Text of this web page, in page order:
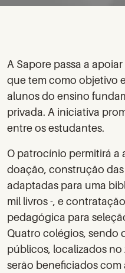
A Sapore passa a
que tem como objetivo
alunos do ensino
privada. A iniciativa
entre os estudantes.
O patrocínio permitirá a
doação, construção
adaptadas para uma
mil livros -, e
pedagógica para
Quatro colégios, sendo
públicos, localizados no
serão beneficiados com